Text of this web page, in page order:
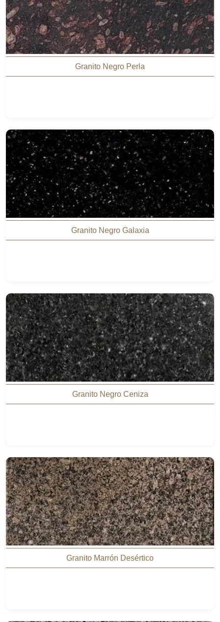
Granito Negro Perla
Granito Negro Galaxia
Granito Negro Ceniza
Granito Marrón Desértico